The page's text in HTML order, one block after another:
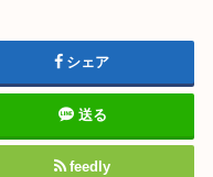
シェア
送る
feedly